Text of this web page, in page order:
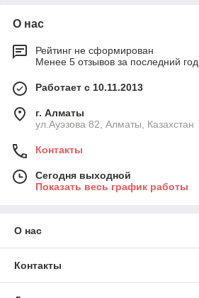
О нас
Рейтинг не сформирован
Менее 5 отзывов за последний год
Работает с 10.11.2013
г. Алматы
ул.Ауэзова 82, Алматы, Казахстан
Контакты
Сегодня выходной
Показать весь график работы
О нас
Контакты